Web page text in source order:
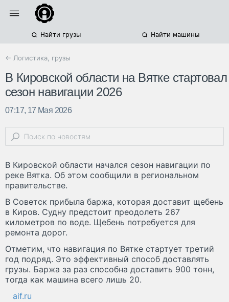
Найти грузы Найти машины
← Логистика, грузы
В Кировской области на Вятке стартовал
сезон навигации 2026
07:17, 17 Мая 2026
В Кировской области начался сезон навигации по
реке Вятка. Об этом сообщили в региональном
правительстве.
В Советск прибыла баржа, которая доставит щебень
в Киров. Судну предстоит преодолеть 267
километров по воде. Щебень потребуется для
ремонта дорог.
Отметим, что навигация по Вятке стартует третий
год подряд. Это эффективный способ доставлять
грузы. Баржа за раз способна доставить 900 тонн,
тогда как машина всего лишь 20.
aif.ru